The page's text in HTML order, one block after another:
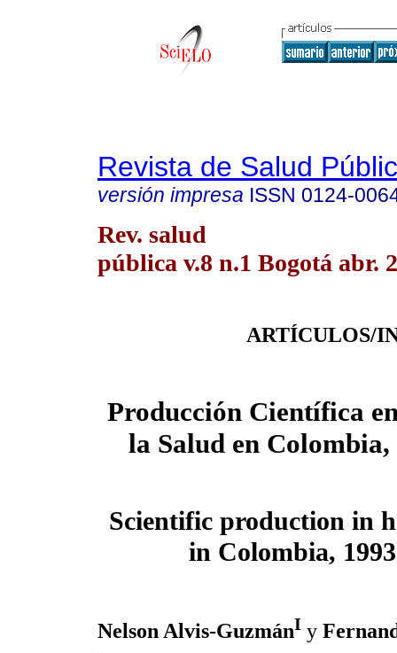
Revista de Salud
versión impresa ISSN 0124-
Rev. salud
pública v.8 n.1 Bogotá abr.
ARTÍCULOS/
Producción Científica
la Salud en Colombia,
Scientific production in
in Colombia,
Nelson Alvis-GuzmánI y